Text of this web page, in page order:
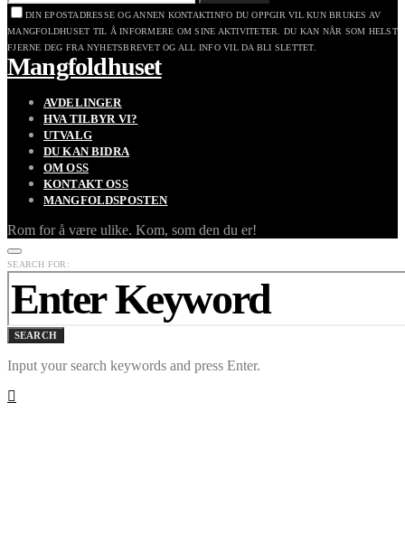
DIN EPOSTADRESSE OG ANNEN KONTAKTINFO DU OPPGIR VIL KUN BRUKES AV
MANGFOLDHUSET TIL Å INFORMERE OM SINE AKTIVITETER. DU KAN NÅR SOM HELST
FJERNE DEG FRA NYHETSBREVET OG ALL INFO VIL DA BLI SLETTET.
Mangfoldhuset
AVDELINGER
HVA TILBYR VI?
UTVALG
DU KAN BIDRA
OM OSS
KONTAKT OSS
MANGFOLDSPOSTEN
Rom for å være ulike. Kom, som den du er!
SEARCH FOR:
SEARCH
Input your search keywords and press Enter.